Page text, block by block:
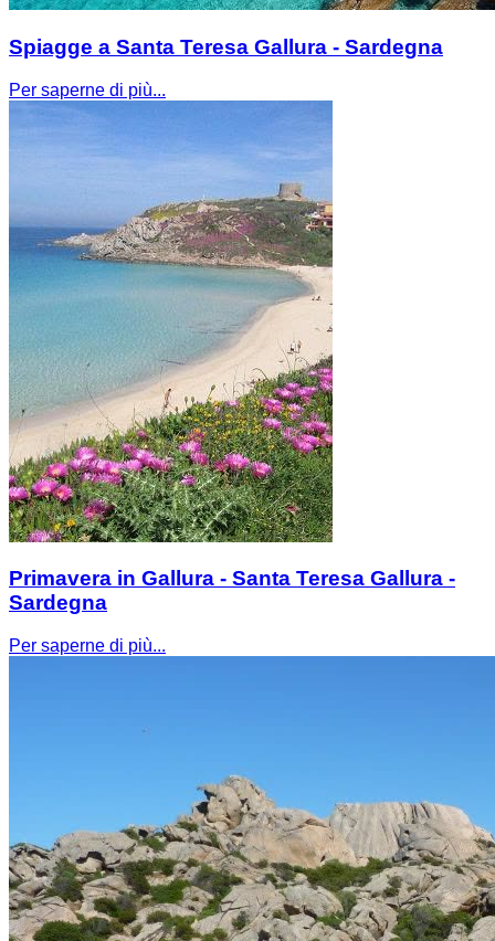
Spiagge a Santa Teresa Gallura - Sardegna
Per saperne di più...
Primavera in Gallura - Santa Teresa Gallura -
Sardegna
Per saperne di più...